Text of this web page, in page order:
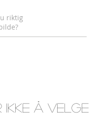
riktig
ikke å velge